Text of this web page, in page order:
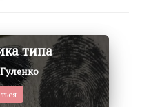
типа